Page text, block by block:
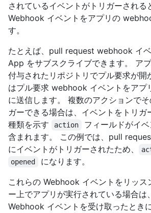
されているイベントがトリガーされ
Webhook イベントをアプリの
す。
たとえば、pull request webhook イ
App をサブスクライブできます。 ア
付与されたリポジトリでプル要求が
はプル要求 webhook イベントをア
に送信します。 複数のアクションで
ガーできる場合は、イベントをトリガ
種類を示す
action
フィールドがイ
含まれます。 この例では、pull
にイベントがトリガーされたため、
opened
になります。
これらの Webhook イベントをリッス
ー上でアプリが実行されている場合は
Webhook イベントを受け取ったとき